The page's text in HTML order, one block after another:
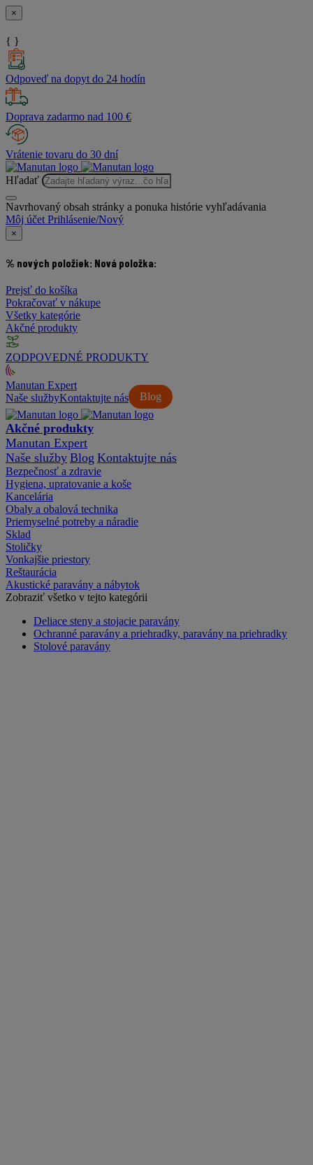
×
{ }
Odpoveď na dopyt do 24 hodín
Doprava zadarmo nad 100 €
Vrátenie tovaru do 30 dní
Hľadať
Navrhovaný obsah stránky a ponuka histórie vyhľadávania
Môj účet Prihlásenie/Nový
×
% nových položiek: Nová položka:
Prejsť do košíka
Pokračovať v nákupe
Všetky kategórie
Akčné produkty
ZODPOVEDNÉ PRODUKTY
Manutan Expert
Naše služby
Blog
Kontaktujte nás
Akčné produkty
Manutan Expert
Naše služby Blog Kontaktujte nás
Bezpečnosť a zdravie
Hygiena, upratovanie a koše
Kancelária
Obaly a obalová technika
Priemyselné potreby a náradie
Sklad
Stoličky
Vonkajšie priestory
Reštaurácia
Akustické paravány a nábytok
Zobraziť všetko v tejto kategórii
Deliace steny a stojacie paravány
Ochranné paravány a priehradky, paravány na priehradky
Stolové paravány